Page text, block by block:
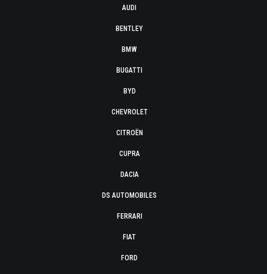
AUDI
BENTLEY
BMW
BUGATTI
BYD
CHEVROLET
CITROËN
CUPRA
DACIA
DS AUTOMOBILES
FERRARI
FIAT
FORD